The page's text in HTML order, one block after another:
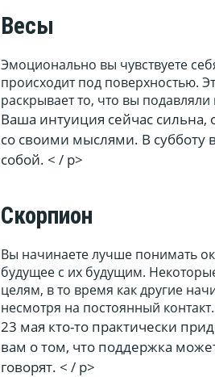
Весы
Эмоционально вы чувствуете
происходит под поверхностью.
раскрывает то, что вы подавляли
Ваша интуиция сейчас сильна,
со своими мыслями. В субботу
собой. < / p>
Скорпион
Вы начинаете лучше понимать
будущее с их будущим.
целям, в то время как другие
несмотря на постоянный контакт.
23 мая кто-то практически
вам о том, что поддержка
говорят. < / p>